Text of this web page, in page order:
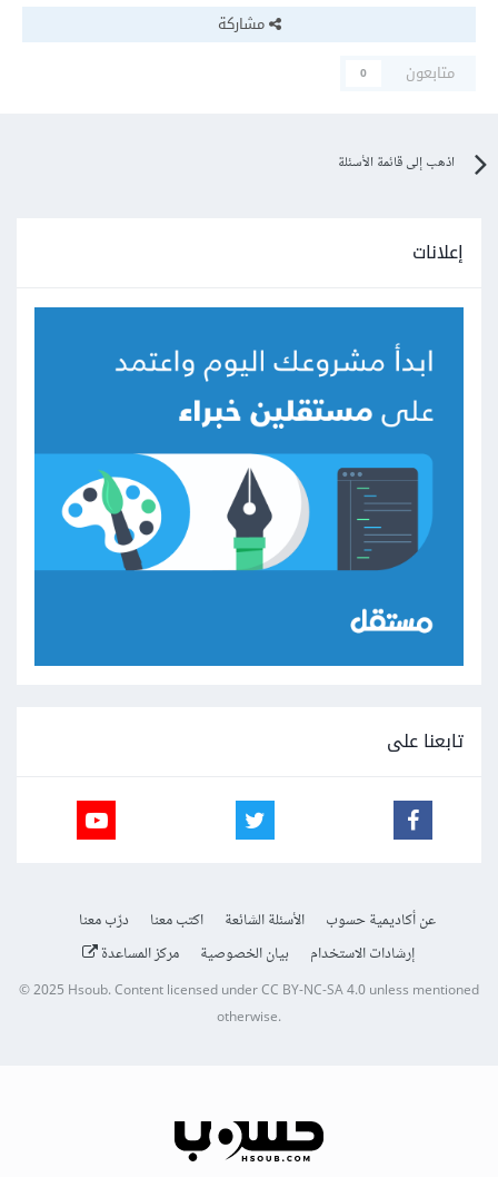
مشاركة
متابعون
0
اذهب إلى قائمة الأسئلة
إعلانات
تابعنا على
عن أكاديمية حسوب الأسئلة الشائعة اكتب معنا
درّب معنا
إرشادات الاستخدام
بيان الخصوصية مركز المساعدة
© 2025Hsoub.Content licensed underCC BY-NC-SA 4.0unless mentioned
otherwise.